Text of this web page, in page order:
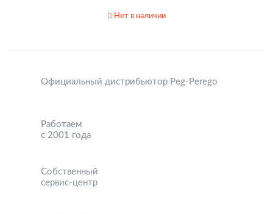
Нет в наличии
Официальный дистрибьютор Peg-Perego
Работаем
с 2001 года
Собственный
сервис-центр